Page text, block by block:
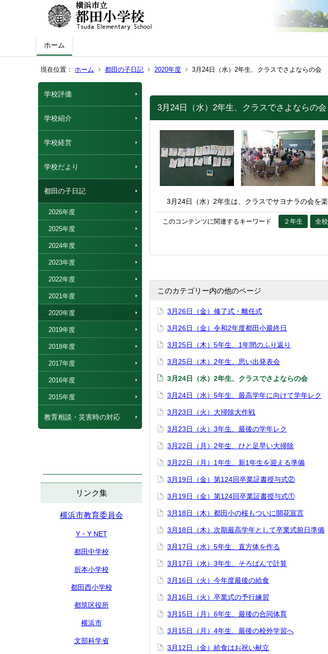
ホーム
現在位置： ホーム 都田の子日記 2020年度 3月24日（水）2年生、クラスでさよならの会
学校評価
学校紹介
学校経営
学校だより
都田の子日記
2026年度
2025年度
2024年度
2023年度
2022年度
2021年度
2020年度
2019年度
2018年度
2017年度
2016年度
2015年度
教育相談・災害時の対応
リンク集
横浜市教育委員会
Y・Y NET
都田中学校
折本小学校
都田西小学校
都筑区役所
横浜市
文部科学省
3月24日（水）2年生、クラスでさよならの会
3月24日（水）2年生は、クラスでサヨナラの会を
このコンテンツに関連するキーワード ２年生 全校
このカテゴリー内の他のページ
3月26日（金）修了式・離任式
3月26日（金）令和2年度都田小最終日
3月25日（木）5年生、1年間のふり返り
3月25日（木）2年生、思い出発表会
3月24日（水）2年生、クラスでさよならの会
3月24日（水）5年生、最高学年に向けて学年レク
3月23日（火）大掃除大作戦
3月23日（火）3年生、最後の学年レク
3月22日（月）2年生、ひと足早い大掃除
3月22日（月）1年生、新1年生を迎える準備
3月19日（金）第124回卒業証書授与式②
3月19日（金）第124回卒業証書授与式①
3月18日（木）都田小の桜もついに開花宣言
3月18日（木）次期最高学年として卒業式前日準備
3月17日（水）5年生、直方体を作る
3月17日（水）3年生、そろばんで計算
3月16日（火）今年度最後の給食
3月16日（火）卒業式の予行練習
3月15日（月）6年生、最後の合同体育
3月15日（月）4年生、最後の校外学習へ
3月12日（金）給食はお祝い献立